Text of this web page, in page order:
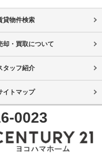
貸物件検索
却・買取について
タッフ紹介
イトマップ
0023